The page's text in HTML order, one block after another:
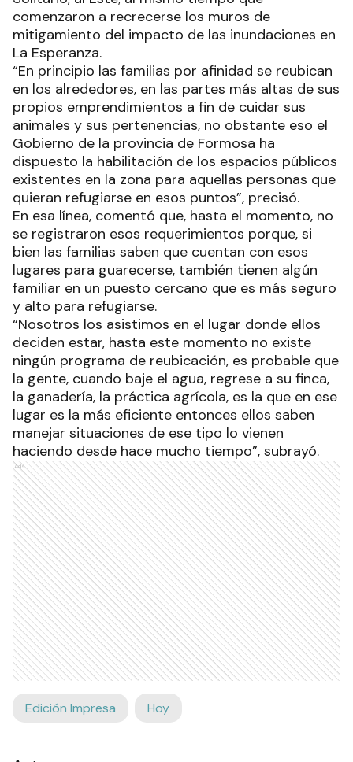
comenzaron a recrecerse los muros de
mitigamiento del impacto de las inundaciones en
La Esperanza.
“En principio las familias por afinidad se reubican
en los alrededores, en las partes más altas de sus
propios emprendimientos a fin de cuidar sus
animales y sus pertenencias, no obstante eso el
Gobierno de la provincia de Formosa ha
dispuesto la habilitación de los espacios públicos
existentes en la zona para aquellas personas que
quieran refugiarse en esos puntos”, precisó.
En esa línea, comentó que, hasta el momento, no
se registraron esos requerimientos porque, si
bien las familias saben que cuentan con esos
lugares para guarecerse, también tienen algún
familiar en un puesto cercano que es más seguro
y alto para refugiarse.
“Nosotros los asistimos en el lugar donde ellos
deciden estar, hasta este momento no existe
ningún programa de reubicación, es probable que
la gente, cuando baje el agua, regrese a su finca,
la ganadería, la práctica agrícola, es la que en ese
lugar es la más eficiente entonces ellos saben
manejar situaciones de ese tipo lo vienen
haciendo desde hace mucho tiempo”, subrayó.
Ads
Edición Impresa Hoy